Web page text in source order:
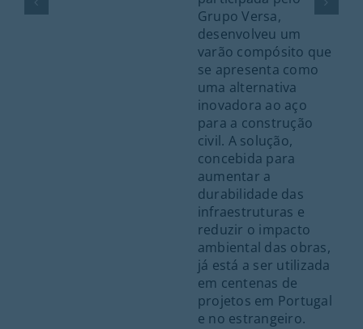
Grupo Versa,
desenvolveu um
varão compósito que
se apresenta como
uma alternativa
inovadora ao aço
para a construção
civil. A solução,
concebida para
aumentar a
durabilidade das
infraestruturas e
reduzir o impacto
ambiental das obras,
já está a ser utilizada
em centenas de
projetos em Portugal
e no estrangeiro.